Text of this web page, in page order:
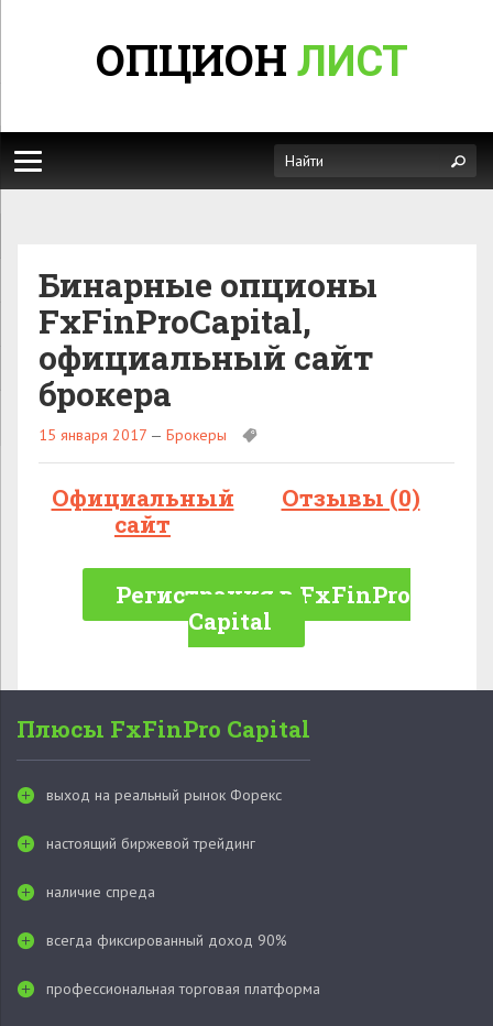
ОПЦИОН ЛИСТ
Бинарные опционы
FxFinProCapital,
официальный сайт
брокера
15 января 2017 — Брокеры
Официальный
сайт
Отзывы (0)
Регистрация в FxFinPro
Capital
Плюсы FxFinPro Capital
выход на реальный рынок Форекс
настоящий биржевой трейдинг
наличие спреда
всегда фиксированный доход 90%
профессиональная торговая платформа